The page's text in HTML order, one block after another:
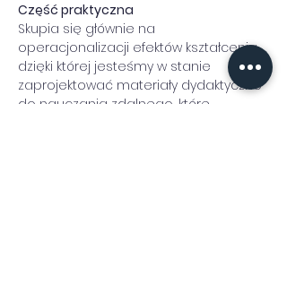
Część praktyczna
Skupia się głównie na
operacjonalizacji efektów kształcenia,
dzięki której jesteśmy w stanie
zaprojektować materiały dydaktyczne
do nauczania zdalnego, które